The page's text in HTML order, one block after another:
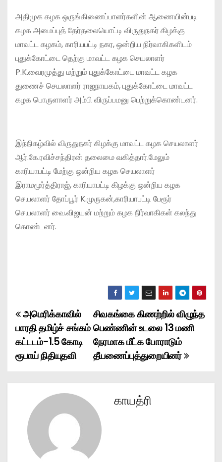
அதிமுக கழக ஒருங்கிணைப்பாளர்களின் ஆணையின்படி
கழக அமைப்புத் தேர்தலையொட்டி விருதுநகர் கிழக்கு
மாவட்ட கழகம், காரியபட்டி நகர, ஒன்றிய நிர்வாகிகளிடம்
புதுக்கோட்டை தெற்கு மாவட்ட கழக செயலாளர்
P.K.வைரமுத்து மற்றும் புதுக்கோட்டை மாவட்ட கழக
துணைச் செயலாளர் ராஜநாயகம், புதுக்கோட்டை மாவட்ட
கழக பொருளாளர் அம்பி விருப்பமனு பெற்றுக்கொண்டனர்.
இந்நிகழ்வில் விருதுநகர் கிழக்கு மாவட்ட கழக செயலாளர்
ஆர்.கே.ரவிச்சந்திரன் தலைமை வகித்தார்.மேலும்
காரியாபட்டி மேற்கு ஒன்றிய கழக செயலாளர்
இராமமூர்த்திராஜ், காரியாபட்டி கிழக்கு ஒன்றிய கழக
செயலாளர் தோப்பூர் K.முருகன்,காரியாபட்டி பேரூர்
செயலாளர் வை.விஜயன் மற்றும் கழக நிர்வாகிகள் கலந்து
கொண்டனர்.
P
o
s
t
சிவகங்கை கிணற்றில் விழுந்த
பெண்ணின் உடலை 13 மணி
நேரமாக மீட்க போராடும்
தீயணைப்புத்துறையினர்
அமெரிக்காவில்
பாரதி தமிழ்ச் சங்கம்
கட்டடம்-1.5 கோடி
ரூபாய் நிதியுதவி
காயத்ரி